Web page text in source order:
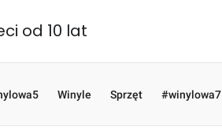
od 10 lat
Winyle Sprzęt #winylowa7